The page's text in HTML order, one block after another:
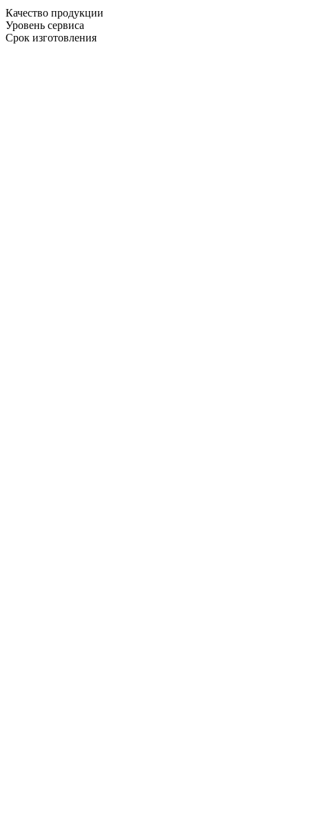
Качество продукции
Уровень сервиса
Срок изготовления